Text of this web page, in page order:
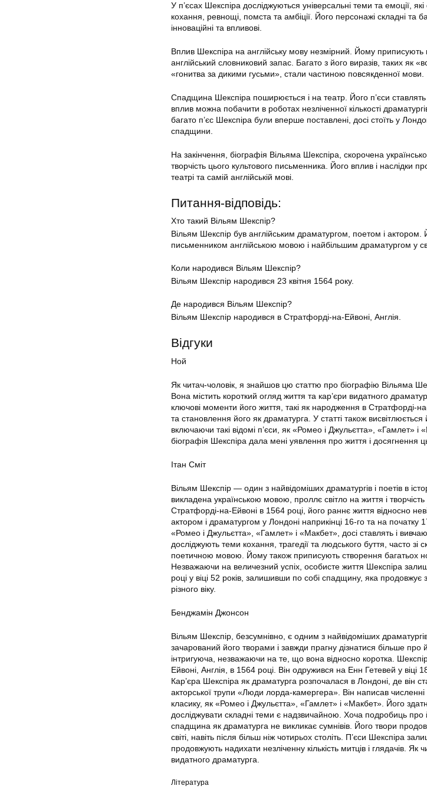
У п’єсах Шекспіра досліджуються універсальні теми та емоції, які
кохання, ревнощі, помста та амбіції. Його персонажі складні та
інноваційні та впливові.
Вплив Шекспіра на англійську мову незмірний. Йому приписують
англійський словниковий запас. Багато з його виразів, таких як
«гонитва за дикими гусьми», стали частиною повсякденної мови.
Спадщина Шекспіра поширюється і на театр. Його п’єси ставлять
вплив можна побачити в роботах незліченної кількості
багато п’єс Шекспіра були вперше поставлені, досі стоїть у
спадщини.
На закінчення, біографія Вільяма Шекспіра, скорочена
творчість цього культового письменника. Його вплив і наслідки
театрі та самій англійській мові.
Питання-відповідь:
Хто такий Вільям Шекспір?
Вільям Шекспір був англійським драматургом, поетом і
письменником англійською мовою і найбільшим драматургом у
Коли народився Вільям Шекспір?
Вільям Шекспір народився 23 квітня 1564 року.
Де народився Вільям Шекспір?
Вільям Шекспір народився в Стратфорді-на-Ейвоні, Англія.
Відгуки
Ной
Як читач-чоловік, я знайшов цю статтю про біографію Вільяма
Вона містить короткий огляд життя та кар’єри видатного
ключові моменти його життя, такі як народження в Стратфорді-
та становлення його як драматурга. У статті також
включаючи такі відомі п’єси, як «Ромео і Джульєтта», «Гамлет»
біографія Шекспіра дала мені уявлення про життя і досягнення
Ітан Сміт
Вільям Шекспір — один з найвідоміших драматургів і поетів в
викладена українською мовою, проллє світло на життя і
Стратфорді-на-Ейвоні в 1564 році, його раннє життя відносно
актором і драматургом у Лондоні наприкінці 16-го та на початку
«Ромео і Джульєтта», «Гамлет» і «Макбет», досі ставлять і
досліджують теми кохання, трагедії та людського буття, часто
поетичною мовою. Йому також приписують створення багатьох
Незважаючи на величезний успіх, особисте життя Шекспіра
році у віці 52 років, залишивши по собі спадщину, яка
різного віку.
Бенджамін Джонсон
Вільям Шекспір, безсумнівно, є одним з найвідоміших драматургів
зачарований його творами і завжди прагну дізнатися більше про
інтригуюча, незважаючи на те, що вона відносно коротка.
Ейвоні, Англія, в 1564 році. Він одружився на Енн Гетевей у віці
Кар’єра Шекспіра як драматурга розпочалася в Лондоні, де він
акторської трупи «Люди лорда-камергера». Він написав численні
класику, як «Ромео і Джульєтта», «Гамлет» і «Макбет». Його
досліджувати складні теми є надзвичайною. Хоча подробиць про
спадщина як драматурга не викликає сумнівів. Його твори
світі, навіть після більш ніж чотирьох століть. П’єси Шекспіра
продовжують надихати незліченну кількість митців і глядачів. Як
видатного драматурга.
Література